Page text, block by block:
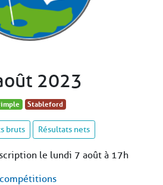
2023
Stableford
bruts Résultats nets
le lundi 7 août à 17h